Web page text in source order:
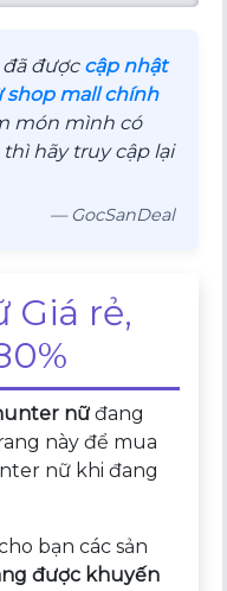
được cập nhật
shop mall chính
món mình có
hãy truy cập lại
— GocSanDeal
rẻ,
nữđang
này để mua
nữ khi đang
bạn các sản
được khuyến